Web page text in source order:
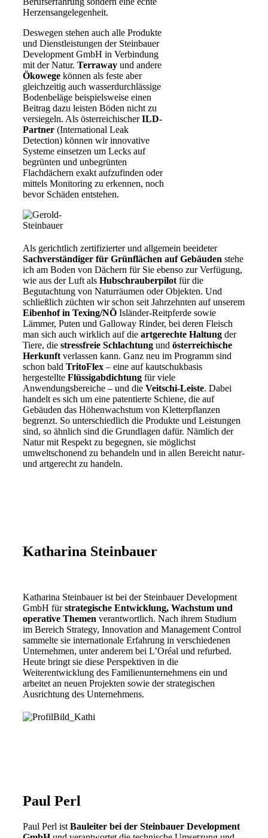
Herzensangelegenheit.
Deswegen stehen auch alle Produkte
und Dienstleistungen der Steinbauer
Development GmbH in Verbindung
mit der Natur. Terraway und andere
Ökowege können als feste aber
gleichzeitig auch wasserdurchlässige
Bodenbeläge beispielsweise einen
Beitrag dazu leisten Böden nicht zu
versiegeln. Als österreichischerILD-
Partner (International Leak
Detection) können wir innovative
Systeme einsetzen um Lecks auf
begrünten und unbegrünten
Flachdächern exakt aufzufinden oder
mittels Monitoring zu erkennen, noch
bevor Schäden entstehen.
Als gerichtlich zertifizierter und allgemein beeideter
Sachverständiger für Grünflächen auf Gebäuden stehe
ich am Boden von Dächern für Sie ebenso zur Verfügung,
wie aus der Luft als Hubschrauberpilot für die
Begutachtung von Naturräumen oder Objekten. Und
schließlich züchten wir schon seit Jahrzehnten auf unserem
Eibenhof in Texing/NÖ Isländer-Reitpferde sowie
Lämmer, Puten und Galloway Rinder, bei deren Fleisch
man sich auch wirklich auf die artgerechte Haltung der
Tiere, die stressfreie Schlachtung und österreichische
Herkunft verlassen kann. Ganz neu im Programm sind
schon bald TritoFlex – eine auf kautschukbasis
hergestellte Flüssigabdichtung für viele
Anwendungsbereiche – und die Veitschi-Leiste. Dabei
handelt es sich um eine patentierte Schiene, die auf
Gebäuden das Höhenwachstum von Kletterpflanzen
begrenzt. So unterschiedlich die Produkte und Leistungen
sind, so ähnlich sind die Grundlagen dafür. Nämlich der
Natur mit Respekt zu begegnen, sie möglichst
umweltschonend zu behandeln und in allen Bereicht natur-
und artgerecht zu handeln.
Katharina Steinbauer
Katharina Steinbauer ist bei der Steinbauer Development
GmbH fürstrategische Entwicklung, Wachstum und
operative Themen verantwortlich. Nach ihrem Studium
im Bereich Strategy, Innovation and Management Control
sammelte sie internationale Erfahrung in verschiedenen
Unternehmen, unter anderem bei L’Oréal und refurbed.
Heute bringt sie diese Perspektiven in die
Weiterentwicklung des Familienunternehmens ein und
arbeitet an neuen Projekten sowie der strategischen
Ausrichtung des Unternehmens.
Paul Perl
Paul Perl ist Bauleiter bei der Steinbauer Development